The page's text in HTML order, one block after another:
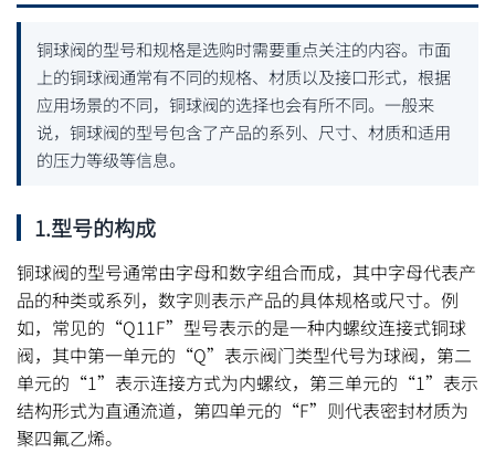
铜球阀的型号和规格是选购时需要重点关注的内容。市面
上的铜球阀通常有不同的规格、材质以及接口形式，根据
应用场景的不同，铜球阀的选择也会有所不同。一般来
说，铜球阀的型号包含了产品的系列、尺寸、材质和适用
的压力等级等信息。
1.型号的构成
铜球阀的型号通常由字母和数字组合而成，其中字母代表产
品的种类或系列，数字则表示产品的具体规格或尺寸。例
如，常见的“Q11F”型号表示的是一种内螺纹连接式铜球
阀，其中第一单元的“Q”表示阀门类型代号为球阀，第二
单元的“1”表示连接方式为内螺纹，第三单元的“1”表示
结构形式为直通流道，第四单元的“F”则代表密封材质为
聚四氟乙烯。